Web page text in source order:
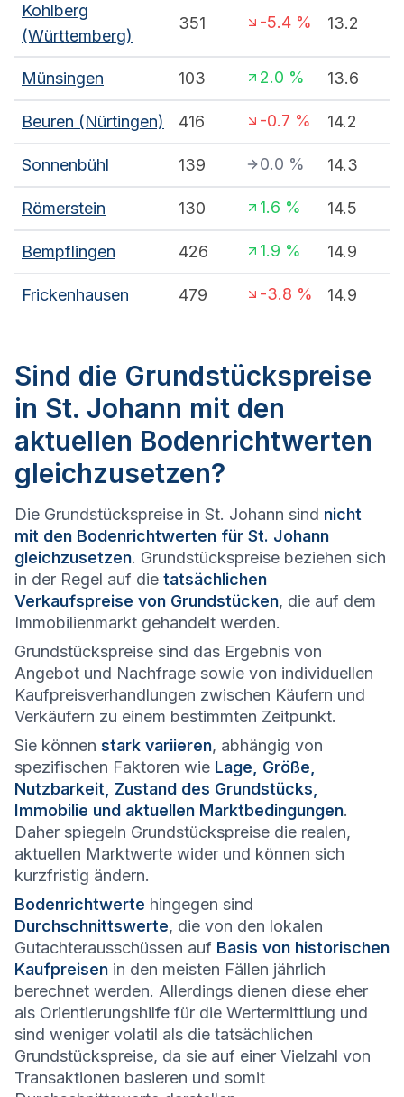
Kohlberg
(Württemberg)
351 -5.4 % 13.2
Münsingen 103 2.0 % 13.6
Beuren (Nürtingen) 416 -0.7 % 14.2
Sonnenbühl 139 0.0 % 14.3
Römerstein 130 1.6 % 14.5
Bempflingen 426 1.9 % 14.9
Frickenhausen 479 -3.8 % 14.9
Sind die Grundstückspreise
in St. Johann mit den
aktuellen Bodenrichtwerten
gleichzusetzen?
Die Grundstückspreise in St. Johann sind nicht
mit den Bodenrichtwerten für St. Johann
gleichzusetzen. Grundstückspreise beziehen sich
in der Regel auf die tatsächlichen
Verkaufspreise von Grundstücken, die auf dem
Immobilienmarkt gehandelt werden.
Grundstückspreise sind das Ergebnis von
Angebot und Nachfrage sowie von individuellen
Kaufpreisverhandlungen zwischen Käufern und
Verkäufern zu einem bestimmten Zeitpunkt.
Sie können stark variieren, abhängig von
spezifischen Faktoren wie Lage, Größe,
Nutzbarkeit, Zustand des Grundstücks,
Immobilie und aktuellen Marktbedingungen.
Daher spiegeln Grundstückspreise die realen,
aktuellen Marktwerte wider und können sich
kurzfristig ändern.
Bodenrichtwerte hingegen sind
Durchschnittswerte, die von den lokalen
Gutachterausschüssen auf Basis von historischen
Kaufpreisen in den meisten Fällen jährlich
berechnet werden. Allerdings dienen diese eher
als Orientierungshilfe für die Wertermittlung und
sind weniger volatil als die tatsächlichen
Grundstückspreise, da sie auf einer Vielzahl von
Transaktionen basieren und somit